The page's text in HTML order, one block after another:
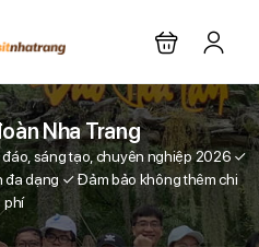
Nha Trang
đáo, sáng tạo, chuyên nghiệp 2026 ✓
đa dạng ✓ Đảm bảo không thêm chi
phí